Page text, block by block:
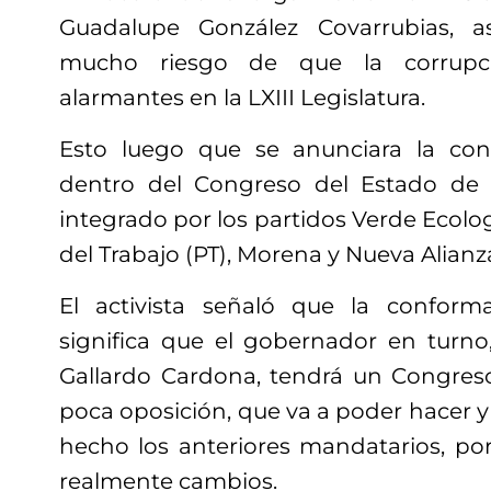
Guadalupe González Covarrubias,
mucho riesgo de que la
alarmantes en la LXIII Legislatura.
Esto luego que se anunciara la
dentro del Congreso del Estado de
integrado por los partidos Verde
del Trabajo (PT), Morena y Nueva
El activista señaló que la
significa que el gobernador en
Gallardo Cardona, tendrá un
poca oposición, que va a poder hacer
hecho los anteriores mandatarios,
realmente cambios.